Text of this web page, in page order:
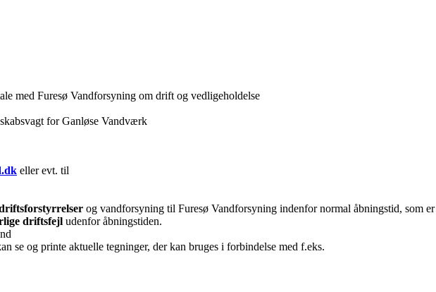
med Furesø Vandforsyning om drift og vedligeholdelse
for Ganløse Vandværk
eller evt. til
og vandforsyning til Furesø Vandforsyning indenfor normal åbningstid, som er
driftsfejl udenfor åbningstiden.
se og printe aktuelle tegninger, der kan bruges i forbindelse med f.eks.